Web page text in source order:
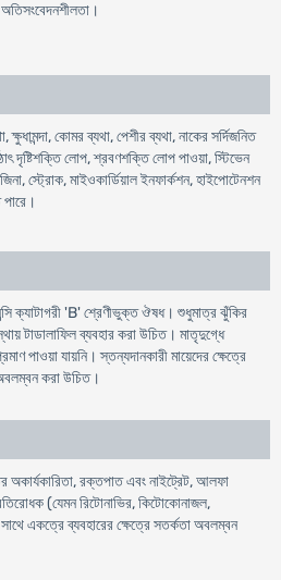
ক্ষুধামন্দা, কোমর ব্যথা, পেশীর ব্যথা, নাকের সর্দিজনিত
দৃষ্টিশক্তি লোপ, শ্রবণশক্তি লোপ পাওয়া, স্টিভেন
স্ট্রোক, মাইওকার্ডিয়াল ইনফার্কশন, হাইপোটেনশন
পারে।
ক্যাটাগরী 'B' শ্রেণীভুক্ত ঔষধ। শুধুমাত্র ঝুঁকির
টাডালাফিল ব্যবহার করা উচিত। মাতৃদুগ্ধে
পাওয়া যায়নি। স্তন্যদানকারী মায়েদের ক্ষেত্রে
করা উচিত।
অকার্যকারিতা, রক্তপাত এবং নাইট্রেট, আলফা
(যেমন রিটোনাভির, কিটোকোনাজল,
একত্রে ব্যবহারের ক্ষেত্রে সতর্কতা অবলম্বন